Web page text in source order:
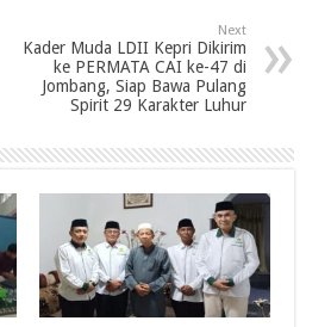
Next
Kader Muda LDII Kepri Dikirim
ke PERMATA CAI ke-47 di
Jombang, Siap Bawa Pulang
Spirit 29 Karakter Luhur